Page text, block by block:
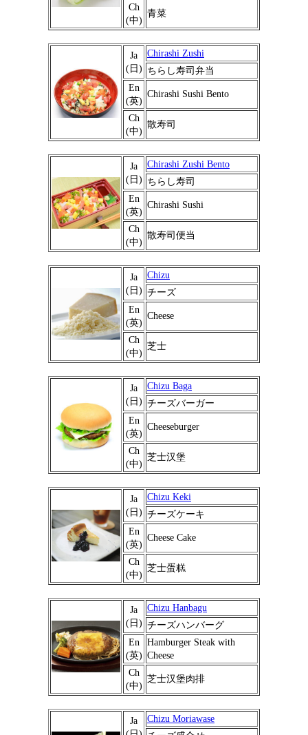
Ch
(中)
青菜
Ja
(日)
Chirashi Zushi
ちらし寿司弁当
En
(英)
Chirashi Sushi Bento
Ch
(中)
散寿司
Ja
(日)
Chirashi Zushi Bento
ちらし寿司
En
(英)
Chirashi Sushi
Ch
(中)
散寿司便当
Ja
(日)
Chizu
チーズ
En
(英)
Cheese
Ch
(中)
芝士
Ja
(日)
Chizu Baga
チーズバーガー
En
(英)
Cheeseburger
Ch
(中)
芝士汉堡
Ja
(日)
Chizu Keki
チーズケーキ
En
(英)
Cheese Cake
Ch
(中)
芝士蛋糕
Ja
(日)
Chizu Hanbagu
チーズハンバーグ
En
(英)
Hamburger Steak with
Cheese
Ch
(中)
芝士汉堡肉排
Ja
Chizu Moriawase